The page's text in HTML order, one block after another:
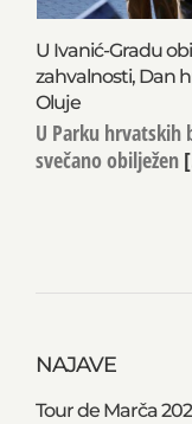
U Ivanić-Gradu
zahvalnosti, Dan
Oluje
U Parku hrvatskih
svečano obilježen
NAJAVE
Tour de Marča